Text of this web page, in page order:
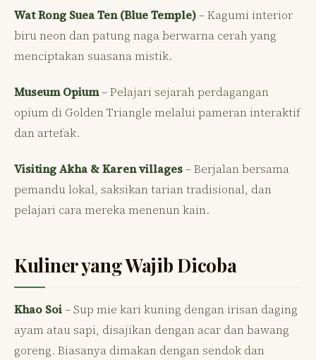
Wat Rong Suea Ten (Blue Temple)– Kagumi interior
biru neon dan patung naga berwarna cerah yang
menciptakan suasana mistik.
Museum Opium– Pelajari sejarah perdagangan
opium di Golden Triangle melalui pameran interaktif
dan artefak.
Visiting Akha & Karen villages– Berjalan bersama
pemandu lokal, saksikan tarian tradisional, dan
pelajari cara mereka menenun kain.
Kuliner yang Wajib Dicoba
Khao Soi– Sup mie kari kuning dengan irisan daging
ayam atau sapi, disajikan dengan acar dan bawang
goreng. Biasanya dimakan dengan sendok dan